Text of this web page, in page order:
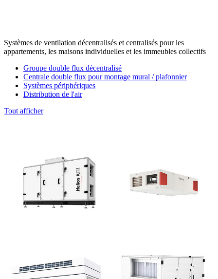
Systèmes de ventilation décentralisés et centralisés pour les
appartements, les maisons individuelles et les immeubles collectifs
Groupe double flux décentralisé
Centrale double flux pour montage mural / plafonnier
Systèmes périphériques
Distribution de l'air
Tout afficher